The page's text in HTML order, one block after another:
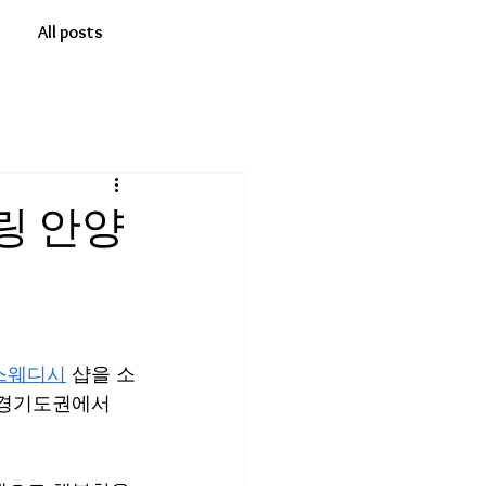
All posts
안양
웨디시 샵을 소
기도권에서